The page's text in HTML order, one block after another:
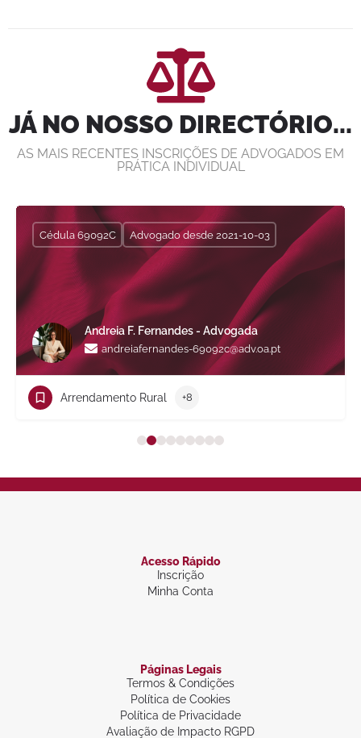
JÁ NO NOSSO DIRECTÓRIO...
AS MAIS RECENTES INSCRIÇÕES DE ADVOGADOS EM
PRÁTICA INDIVIDUAL
Andreia F. Fernandes - Advogada
andreiafernandes-69092c@adv.oa.pt
Cédula 69092C Advogado desde 2021-10-03
Arrendamento Rural +8
Acesso Rápido
Inscrição
Minha Conta
Páginas Legais
Termos & Condições
Política de Cookies
Política de Privacidade
Avaliação de Impacto RGPD